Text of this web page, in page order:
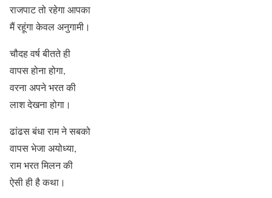
राजपाट तो रहेगा आपका
मैं रहूंगा केवल अनुगामी।
चौदह वर्ष बीतते ही
वापस होना होगा,
वरना अपने भरत की
लाश देखना होगा।
ढांढस बंधा राम ने सबको
वापस भेजा अयोध्या,
राम भरत मिलन की
ऐसी ही है कथा।